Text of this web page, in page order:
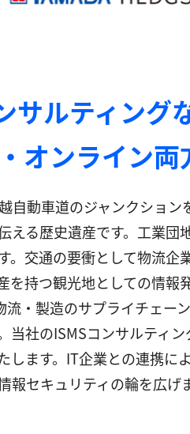
サルティング
オンライン両
動車道のジャンクショ
る歴史遺産です。工業
交通の要衝として物流
持つ観光地としての情報
・製造のサプライチェー
社のISMSコンサルティ
ます。IT企業との連携に
セキュリティの輪を広